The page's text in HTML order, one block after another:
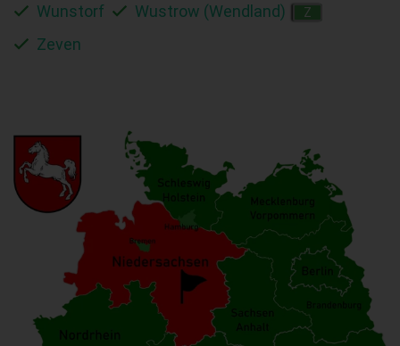
Wunstorf
Wustrow (Wendland) Z
Zeven